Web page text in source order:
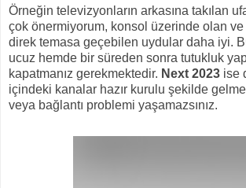
Örneğin televizyonların arkasına takılan
çok önermiyorum, konsol üzerinde olan
direk temasa geçebilen uydular daha iyi.
ucuz hemde bir süreden sonra tutukluk
kapatmanız gerekmektedir. Next 2023 ise
içindeki kanalar hazır kurulu şekilde
veya bağlantı problemi yaşamazsınız.